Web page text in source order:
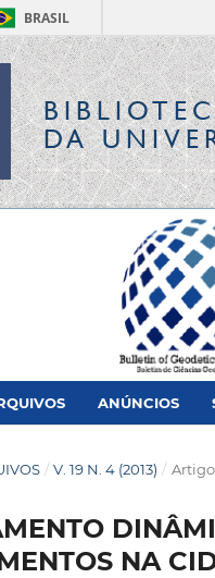
BRASIL
DA
ANÚNCIOS
/ V. 19 N. 4 (2013) /
NA